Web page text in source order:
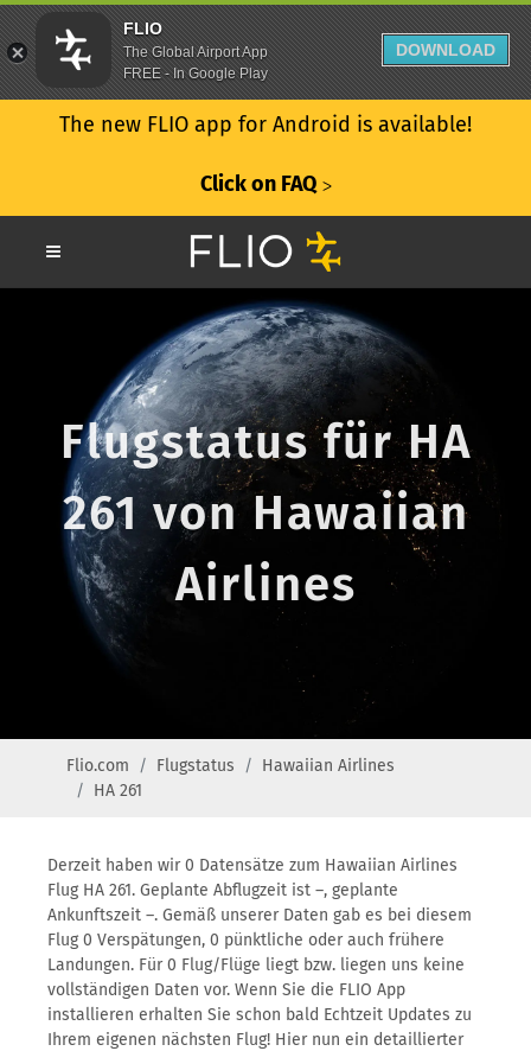
The new FLIO app for Android is available!
Click on FAQ ᐳ
Flugstatus für HA
261 von Hawaiian
Airlines
Flio.com Flugstatus
Hawaiian Airlines
HA 261
Derzeit haben wir 0 Datensätze zum Hawaiian Airlines
Flug HA 261. Geplante Abflugzeit ist –, geplante
Ankunftszeit –. Gemäß unserer Daten gab es bei diesem
Flug 0 Verspätungen, 0 pünktliche oder auch frühere
Landungen. Für 0 Flug/Flüge liegt bzw. liegen uns keine
vollständigen Daten vor. Wenn Sie die FLIO App
installieren erhalten Sie schon bald Echtzeit Updates zu
Ihrem eigenen nächsten Flug! Hier nun ein detaillierter
FLIO
The Global Airport App
FREE - In Google Play
DOWNLOAD